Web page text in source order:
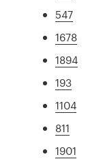
547
1678
1894
193
1104
811
1901